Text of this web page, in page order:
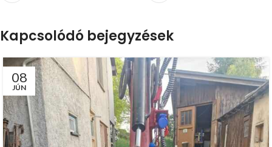
Kapcsolódó bejegyzések
08
JÚN